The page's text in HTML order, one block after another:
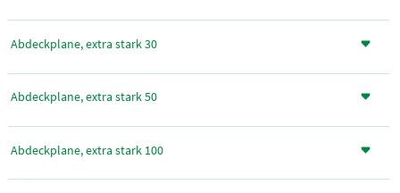
Abdeckplane, extra stark 30
Abdeckplane, extra stark 50
Abdeckplane, extra stark 100